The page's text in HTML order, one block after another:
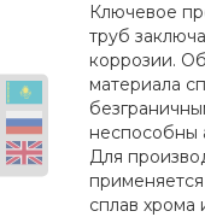
Ключевое
труб
коррозии.
материала
неспособны
Для
сплав хрома